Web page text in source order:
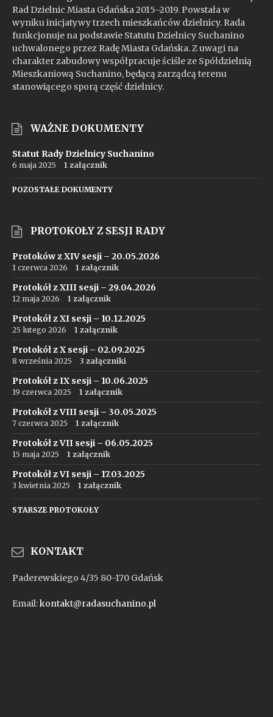
Rad Dzielnic Miasta Gdańska 2015–2019. Powstała w
wyniku inicjatywy trzech mieszkańców dzielnicy. Rada
funkcjonuje na podstawie Statutu Dzielnicy Suchanino
uchwalonego przez Radę Miasta Gdańska. Z uwagi na
charakter zabudowy współpracuje ściśle ze Spółdzielnią
Mieszkaniową Suchanino, będącą zarządcą terenu
stanowiącego sporą część dzielnicy.
WAŻNE DOKUMENTY
Statut Rady Dzielnicy Suchanino
6 maja 2025 1 załącznik
POZOSTAŁE DOKUMENTY
PROTOKOŁY Z SESJI RADY
Protoków z XIV sesji – 20.05.2026
1 czerwca 2026 1 załącznik
Protokół z XIII sesji – 29.04.2026
12 maja 2026 1 załącznik
Protokół z XI sesji – 10.12.2025
25 lutego 2026 1 załącznik
Protokół z X sesji – 02.09.2025
8 września 2025 3 załączniki
Protokół z IX sesji – 10.06.2025
19 czerwca 2025 1 załącznik
Protokół z VIII sesji – 30.05.2025
7 czerwca 2025 1 załącznik
Protokół z VII sesji – 06.05.2025
15 maja 2025 1 załącznik
Protokół z VI sesji – 17.03.2025
3 kwietnia 2025 1 załącznik
STARSZE PROTOKOŁY
KONTAKT
Paderewskiego 4/35 80-170 Gdańsk
Email:kontakt@radasuchanino.pl